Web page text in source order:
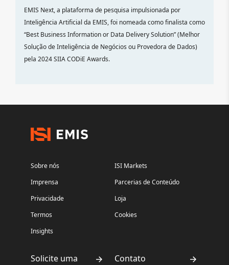
EMIS Next, a plataforma de pesquisa impulsionada por
Inteligência Artificial da EMIS, foi nomeada como finalista como
“Best Business Information or Data Delivery Solution” (Melhor
Solução de Inteligência de Negócios ou Provedora de Dados)
pela 2024 SIIA CODiE Awards.
Sobre nós
ISI Markets
Imprensa
Parcerias de Conteúdo
Privacidade
Loja
Termos
Cookies
Insights
Solicite uma Contato